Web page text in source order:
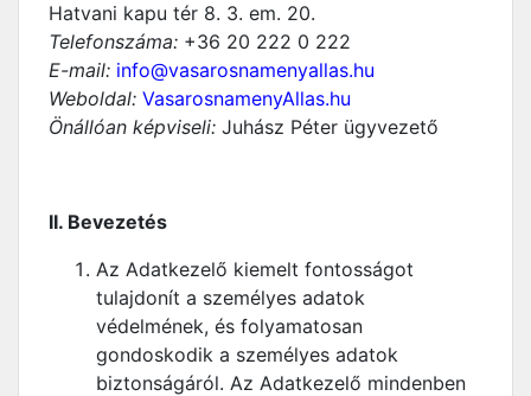
Hatvani kapu tér 8. 3. em. 20.
Telefonszáma: +36 20 222 0 222
E-mail: info@vasarosnamenyallas.hu
Weboldal: VasarosnamenyAllas.hu
Önállóan képviseli: Juhász Péter ügyvezető
II. Bevezetés
Az Adatkezelő kiemelt fontosságot
tulajdonít a személyes adatok
védelmének, és folyamatosan
gondoskodik a személyes adatok
biztonságáról. Az Adatkezelő mindenben